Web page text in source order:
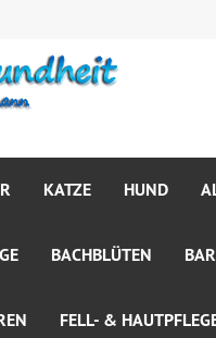
KATZE HUND
BACHBLÜTEN
FELL- &